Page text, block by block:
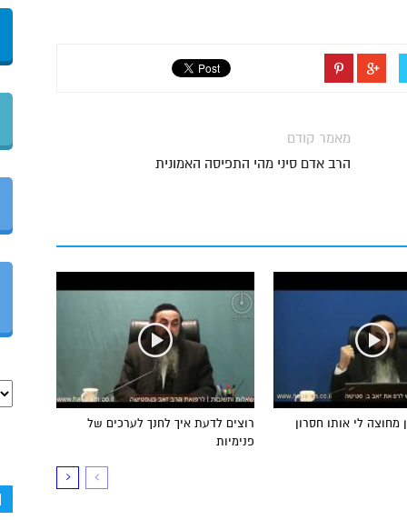
מאמר קודם
הרב אדם סיני מהי התפיסה האמונית
רוצים לדעת איך לחנך לערכים של
פנימיות
מחוצה לי אותו חסרון